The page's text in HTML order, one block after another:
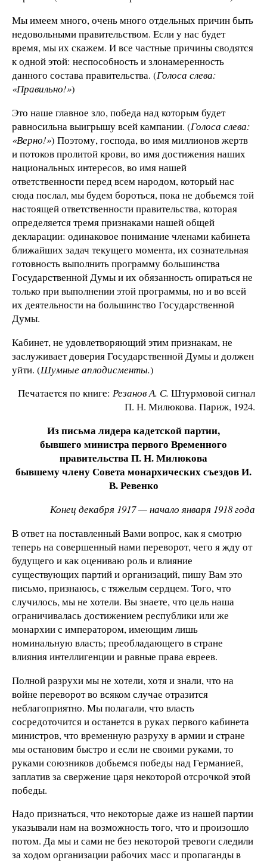
Мы имеем много, очень много отдельных причин быть
недовольными правительством. Если у нас будет
время, мы их скажем. И все частные причины сводятся
к одной этой: неспособность и злонамеренность
данного состава правительства. (Голоса слева:
«Правильно!»)
Это наше главное зло, победа над которым будет
равносильна выигрышу всей кампании. (Голоса слева:
«Верно!») Поэтому, господа, во имя миллионов жертв
и потоков пролитой крови, во имя достижения наших
национальных интересов, во имя нашей
ответственности перед всем народом, который нас
сюда послал, мы будем бороться, пока не добьемся той
настоящей ответственности правительства, которая
определяется тремя признаками нашей общей
декларации: одинаковое понимание членами кабинета
ближайших задач текущего момента, их сознательная
готовность выполнить программу большинства
Государственной Думы и их обязанность опираться не
только при выполнении этой программы, но и во всей
их деятельности на большинство Государственной
Думы.
Кабинет, не удовлетворяющий этим признакам, не
заслуживает доверия Государственной Думы и должен
уйти. (Шумные аплодисменты.)
Печатается по книге: Резанов А. С. Штурмовой сигнал
П. Н. Милюкова. Париж, 1924.
Из письма лидера кадетской партии,
бывшего министра первого Временного
правительства П. Н. Милюкова
бывшему члену Совета монархических съездов И.
В. Ревенко
Конец декабря 1917 — начало января 1918 года
В ответ на поставленный Вами вопрос, как я смотрю
теперь на совершенный нами переворот, чего я жду от
будущего и как оцениваю роль и влияние
существующих партий и организаций, пишу Вам это
письмо, признаюсь, с тяжелым сердцем. Того, что
случилось, мы не хотели. Вы знаете, что цель наша
ограничивалась достижением республики или же
монархии с императором, имеющим лишь
номинальную власть; преобладающего в стране
влияния интеллигенции и равные права евреев.
Полной разрухи мы не хотели, хотя и знали, что на
войне переворот во всяком случае отразится
неблагоприятно. Мы полагали, что власть
сосредоточится и останется в руках первого кабинета
министров, что временную разруху в армии и стране
мы остановим быстро и если не своими руками, то
руками союзников добьемся победы над Германией,
заплатив за свержение царя некоторой отсрочкой этой
победы.
Надо признаться, что некоторые даже из нашей партии
указывали нам на возможность того, что и произошло
потом. Да мы и сами не без некоторой тревоги следили
за ходом организации рабочих масс и пропаганды в